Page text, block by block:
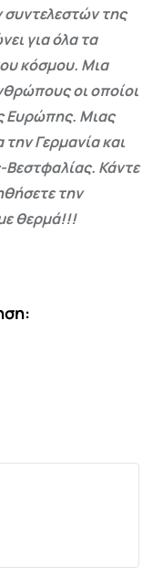
της
για όλα τα
κόσμου. Μια
οι οποίοι
Ευρώπης. Μιας
Γερμανία και
Βεστφαλίας. Κάντε
την
θερμά!!!